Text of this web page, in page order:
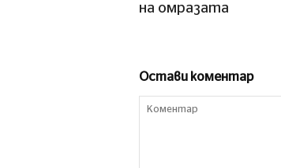
на омразата
Остави коментар